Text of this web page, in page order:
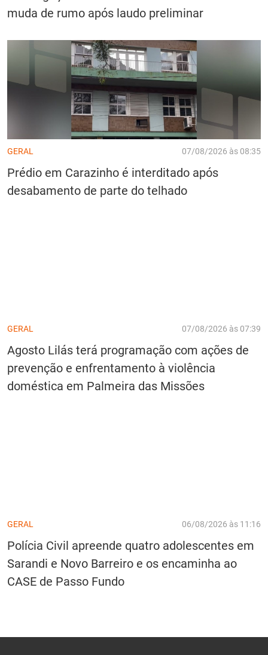
muda de rumo após laudo preliminar
GERAL 07/08/2026 às 08:35
Prédio em Carazinho é interditado após
desabamento de parte do telhado
GERAL 07/08/2026 às 07:39
Agosto Lilás terá programação com ações de
prevenção e enfrentamento à violência
doméstica em Palmeira das Missões
GERAL 06/08/2026 às 11:16
Polícia Civil apreende quatro adolescentes em
Sarandi e Novo Barreiro e os encaminha ao
CASE de Passo Fundo